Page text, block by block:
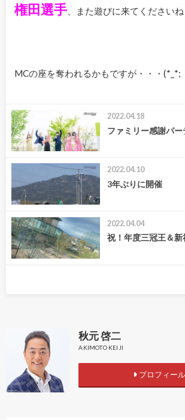
権田選手、また遊びに来てくださいね
MCの座を奪われるかもですが・・・(*_*;
2022.04.18
ファミリー感謝パー
2022.04.10
3年ぶりに開催
2022.04.04
祝！年度三冠王＆新
秋元 啓二
AKIMOTO KEIJI
プロフィー